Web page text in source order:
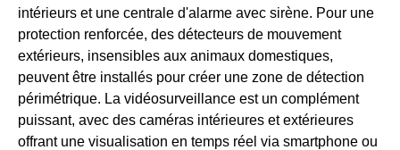
intérieurs et une centrale d'alarme avec sirène. Pour une
protection renforcée, des détecteurs de mouvement
extérieurs, insensibles aux animaux domestiques,
peuvent être installés pour créer une zone de détection
périmétrique. La vidéosurveillance est un complément
puissant, avec des caméras intérieures et extérieures
offrant une visualisation en temps réel via smartphone ou